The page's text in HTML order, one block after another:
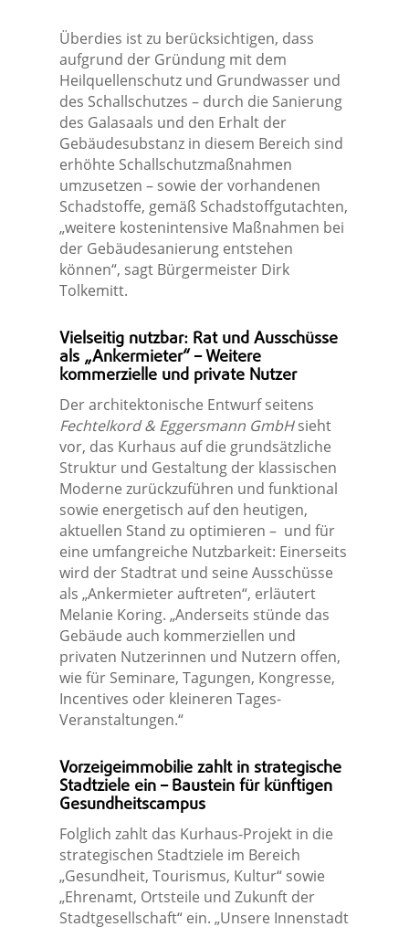
Überdies ist zu berücksichtigen, dass
aufgrund der Gründung mit dem
Heilquellenschutz und Grundwasser und
des Schallschutzes – durch die Sanierung
des Galasaals und den Erhalt der
Gebäudesubstanz in diesem Bereich sind
erhöhte Schallschutzmaßnahmen
umzusetzen – sowie der vorhandenen
Schadstoffe, gemäß Schadstoffgutachten,
„weitere kostenintensive Maßnahmen bei
der Gebäudesanierung entstehen
können“, sagt Bürgermeister Dirk
Tolkemitt.
Vielseitig nutzbar: Rat und Ausschüsse
als „Ankermieter“ – Weitere
kommerzielle und private Nutzer
Der architektonische Entwurf seitens
Fechtelkord & Eggersmann GmbHsieht
vor, das Kurhaus auf die grundsätzliche
Struktur und Gestaltung der klassischen
Moderne zurückzuführen und funktional
sowie energetisch auf den heutigen,
aktuellen Stand zu optimieren – und für
eine umfangreiche Nutzbarkeit: Einerseits
wird der Stadtrat und seine Ausschüsse
als „Ankermieter auftreten“, erläutert
Melanie Koring. „Anderseits stünde das
Gebäude auch kommerziellen und
privaten Nutzerinnen und Nutzern offen,
wie für Seminare, Tagungen, Kongresse,
Incentives oder kleineren Tages-
Veranstaltungen.“
Vorzeigeimmobilie zahlt in strategische
Stadtziele ein – Baustein für künftigen
Gesundheitscampus
Folglich zahlt das Kurhaus-Projekt in die
strategischen Stadtziele im Bereich
„Gesundheit, Tourismus, Kultur“ sowie
„Ehrenamt, Ortsteile und Zukunft der
Stadtgesellschaft“ ein. „Unsere Innenstadt